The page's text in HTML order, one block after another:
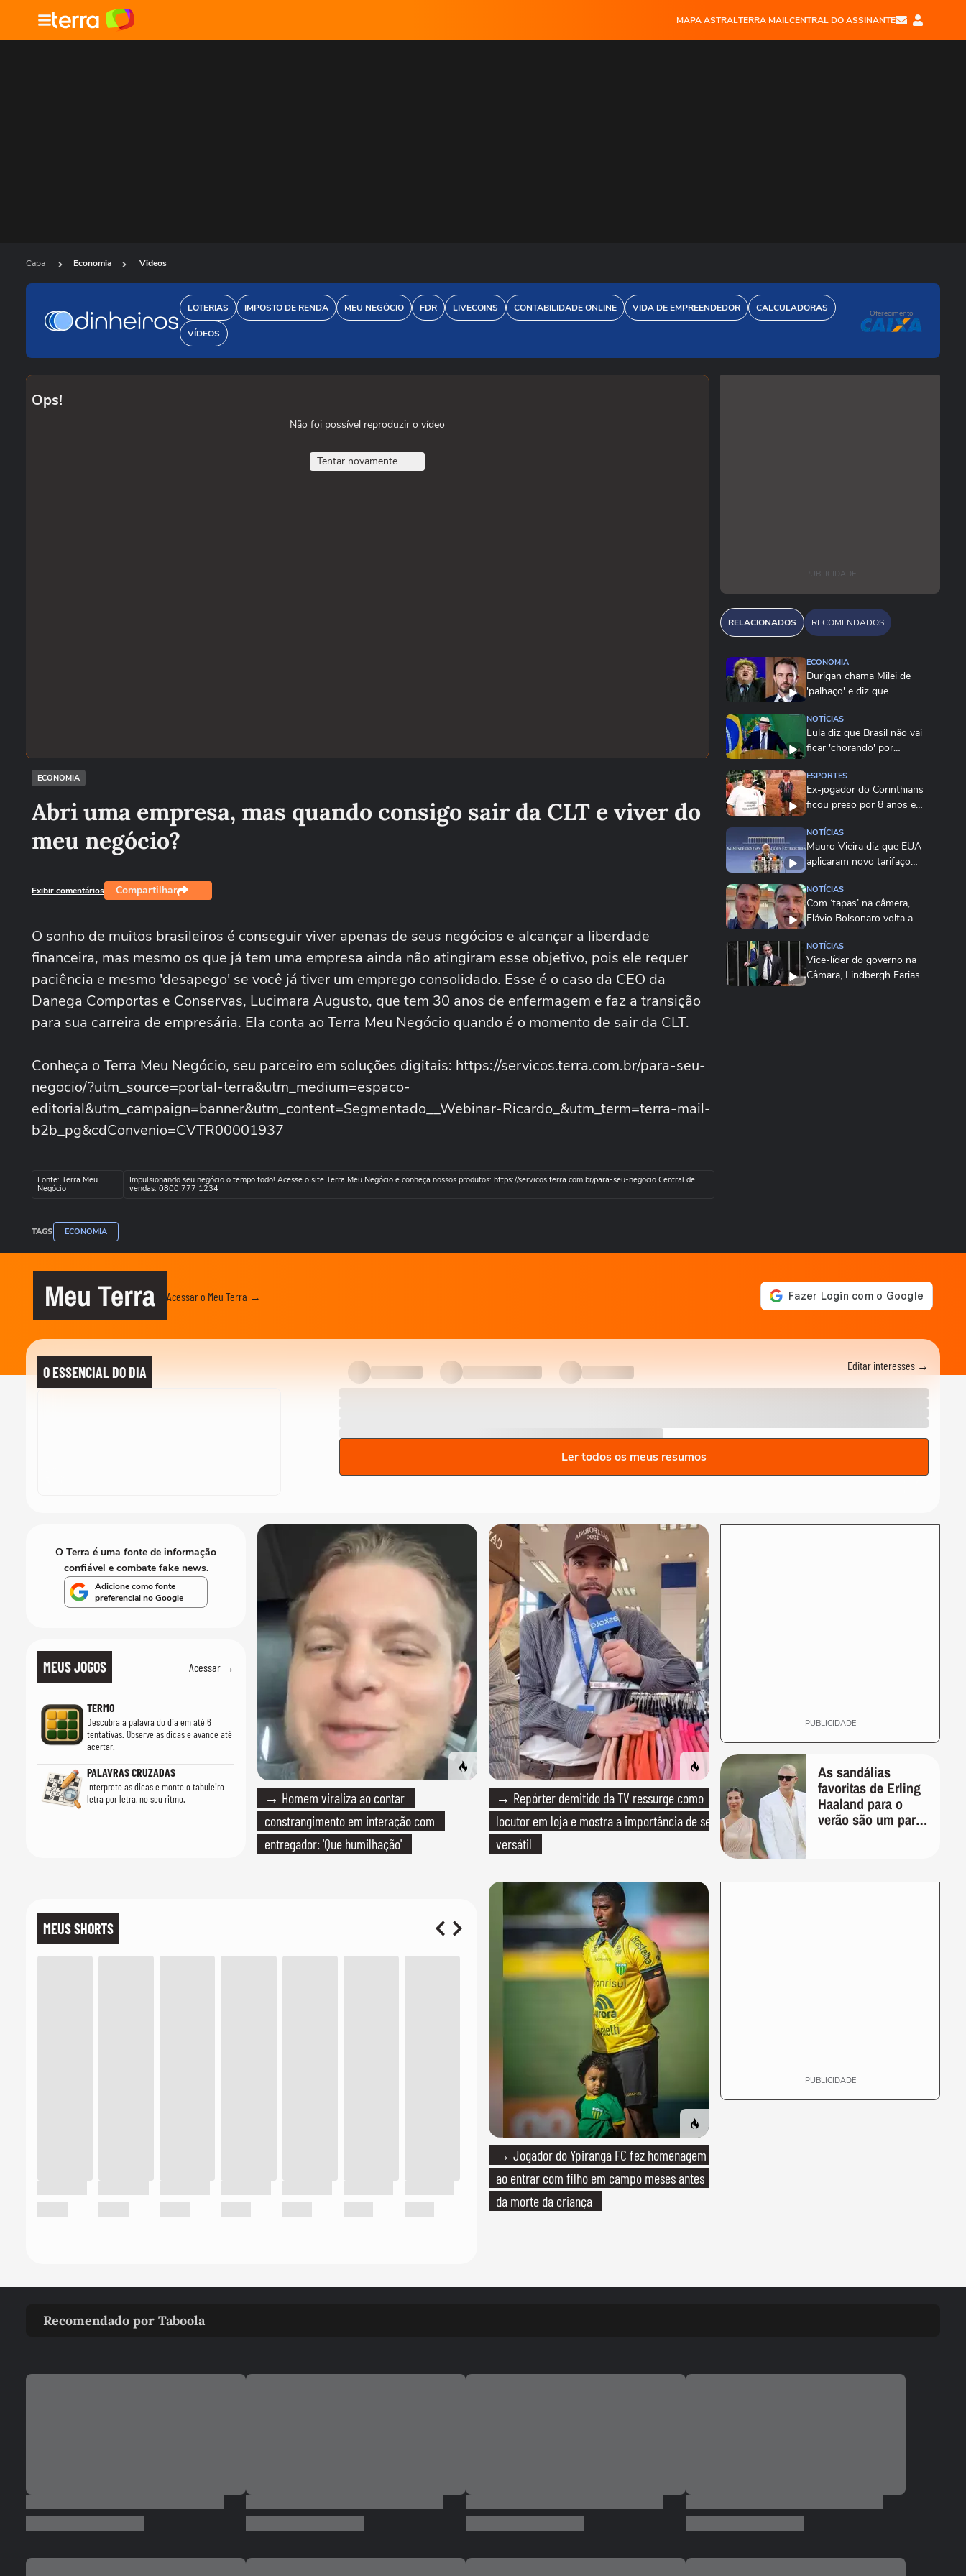
MAPA ASTRALTERRA MAILCENTRAL DO ASSINANTE
Capa Economia Videos
LOTERIAS IMPOSTO DE RENDA MEU NEGÓCIO FDR LIVECOINS CONTABILIDADE ONLINE VIDA DE EMPREENDEDOR CALCULADORAS
VÍDEOS
Oferecimento
Ops!
Não foi possível reproduzir o vídeo
Tentar novamente
ECONOMIA
Abri uma empresa, mas quando consigo sair da CLT e viver do
meu negócio?
Exibir comentários Compartilhar
O sonho de muitos brasileiros é conseguir viver apenas de seus negócios e alcançar a liberdade
financeira, mas mesmo os que já tem uma empresa ainda não atingiram esse objetivo, pois ele requer
paciência e mesmo 'desapego' se você já tiver um emprego consolidado. Esse é o caso da CEO da
Danega Comportas e Conservas, Lucimara Augusto, que tem 30 anos de enfermagem e faz a transição
para sua carreira de empresária. Ela conta ao Terra Meu Negócio quando é o momento de sair da CLT.
Conheça o Terra Meu Negócio, seu parceiro em soluções digitais: https://servicos.terra.com.br/para-seu-
negocio/?utm_source=portal-terra&utm_medium=espaco-
editorial&utm_campaign=banner&utm_content=Segmentado__Webinar-Ricardo_&utm_term=terra-mail-
b2b_pg&cdConvenio=CVTR00001937
Fonte: Terra Meu
Negócio
Impulsionando seu negócio o tempo todo! Acesse o site Terra Meu Negócio e conheça nossos produtos: https://servicos.terra.com.br/para-seu-negocio Central de
vendas: 0800 777 1234
TAGS ECONOMIA
PUBLICIDADE
RELACIONADOS RECOMENDADOS
ECONOMIA
Durigan chama Milei de
'palhaço' e diz que
NOTÍCIAS
Lula diz que Brasil não vai
ficar 'chorando' por
ESPORTES
Ex-jogador do Corinthians
ficou preso por 8 anos e
NOTÍCIAS
Mauro Vieira diz que EUA
aplicaram novo tarifaço
NOTÍCIAS
Com ‘tapas’ na câmera,
Flávio Bolsonaro volta a
NOTÍCIAS
Vice-líder do governo na
Câmara, Lindbergh Farias
‘Fazendo a minha parte
eleições no Brasil e diz em
audiência nos...
Flávio Bolsonaro critica Lula
antes de participar de
Meu Terra Acessar o Meu Terra →
O ESSENCIAL DO DIA Editar interesses →
Ler todos os meus resumos
MEUS JOGOS Acessar →
TERMO
Descubra a palavra do dia em até 6
tentativas. Observe as dicas e avance até
acertar.
PALAVRAS CRUZADAS
Interprete as dicas e monte o tabuleiro
letra por letra, no seu ritmo.
→ Homem viraliza ao contar
constrangimento em interação com
entregador: 'Que humilhação'
→ Repórter demitido da TV ressurge como
locutor em loja e mostra a importância de ser
versátil
PUBLICIDADE
→ Jogador do Ypiranga FC fez homenagem
ao entrar com filho em campo meses antes
da morte da criança
As sandálias
favoritas de Erling
Haaland para o
verão são um par
banho quanto em
MEUS SHORTS
PUBLICIDADE
O Terra é uma fonte de informação
confiável e combate fake news.
Adicione como fonte
preferencial no Google
Recomendado por Taboola